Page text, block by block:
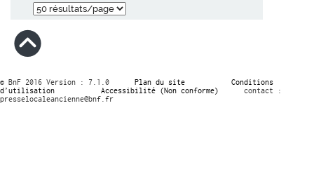
© BnF 2016 Version : 7.1.0 Plan du site
Conditions
d’utilisation
Accessibilité (Non conforme)
contact :
presselocaleancienne@bnf.fr